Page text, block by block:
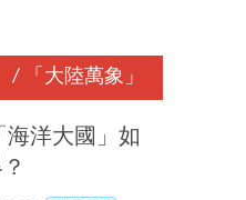
/ 「大陸萬象」
洋大國」如